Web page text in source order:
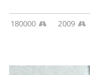
180000 2009